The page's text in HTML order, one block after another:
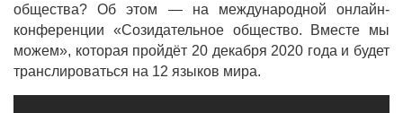
общества? Об этом — на международной онлайн-
конференции «Созидательное общество. Вместе мы
можем», которая пройдёт 20 декабря 2020 года и будет
транслироваться на 12 языков мира.